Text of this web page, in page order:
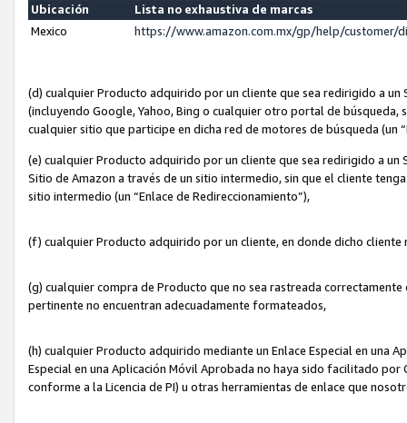
Ubicación
Lista no exhaustiva de marcas
Mexico
https://www.amazon.com.mx/gp/help/customer/
(d) cualquier Producto adquirido por un cliente que sea redirigido a
(incluyendo Google, Yahoo, Bing o cualquier otro portal de
cualquier sitio que participe en dicha red de motores de búsqueda (un
(e) cualquier Producto adquirido por un cliente que sea redirigido a un
Sitio de Amazon a través de un sitio intermedio, sin que el cliente
sitio intermedio (un “Enlace de Redireccionamiento”),
(f) cualquier Producto adquirido por un cliente, en donde dicho
(g) cualquier compra de Producto que no sea rastreada
pertinente no encuentran adecuadamente formateados,
(h) cualquier Producto adquirido mediante un Enlace Especial en una
Especial en una Aplicación Móvil Aprobada no haya sido facilitado
conforme a la Licencia de PI) u otras herramientas de enlace que